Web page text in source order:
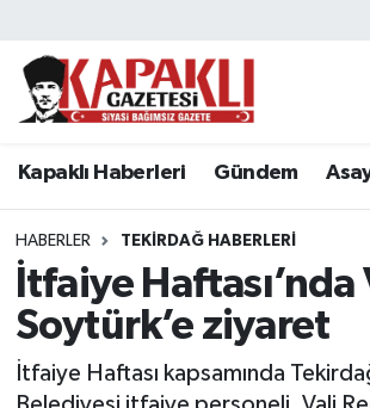
Kapaklı Haberleri Gündem
HABERLER TEKIRDAĞ HABERLERI
İtfaiye Haftası’nda
Soytürk’e ziyaret
İtfaiye Haftası kapsamında
Kapaklı Haberleri
Asayiş
Spor
Eğitim
Siyaset
Tekirdağ Nöbetçi Eczaneler
Tekirdağ Namaz Vakitleri
Tekirdağ Trafik Yoğunluk
Süper Lig Puan Durumu ve Fikstür
Tüm Manşetler